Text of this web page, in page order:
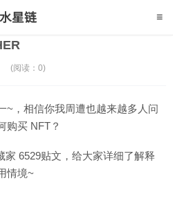
(阅读：0)
~，相信你我周遭也越来越多人问
购买 NFT？
家 6529贴文，给大家详细了解释
情境~